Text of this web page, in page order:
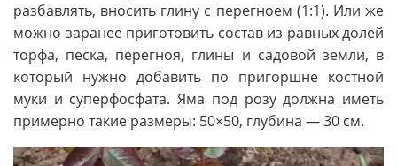
разбавлять, вносить глину с перегноем (1:1). Или же
можно заранее приготовить состав из равных долей
торфа, песка, перегноя, глины и садовой земли, в
который нужно добавить по пригоршне костной
муки и суперфосфата. Яма под розу должна иметь
примерно такие размеры: 50×50, глубина — 30 см.